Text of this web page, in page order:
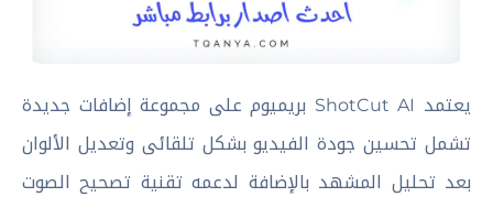
يعتمد ShotCut AI بريميوم على مجموعة إضافات جديدة
تشمل تحسين جودة الفيديو بشكل تلقائى وتعديل الألوان
بعد تحليل المشهد بالإضافة لدعمه تقنية تصحيح الصوت